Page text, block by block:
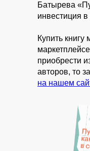
Батырева
инвестиция в
Купить
приобрести
авторов, то
на нашем